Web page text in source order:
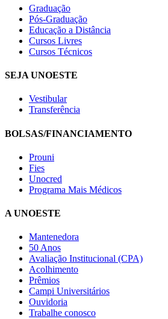
Graduação
Pós-Graduação
Educação a Distância
Cursos Livres
Cursos Técnicos
SEJA UNOESTE
Vestibular
Transferência
BOLSAS/FINANCIAMENTO
Prouni
Fies
Unocred
Programa Mais Médicos
A UNOESTE
Mantenedora
50 Anos
Avaliação Institucional (CPA)
Acolhimento
Prêmios
Campi Universitários
Ouvidoria
Trabalhe conosco